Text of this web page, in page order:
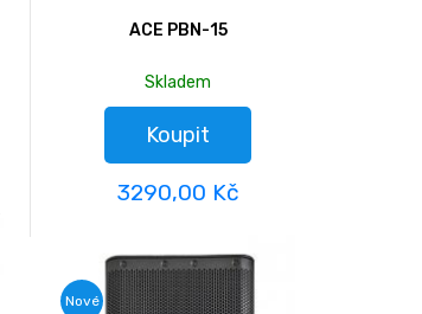
ACE PBN-15
Skladem
Koupit
3290,00 Kč
Nové